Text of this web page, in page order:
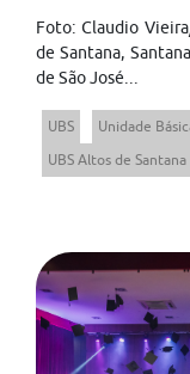
Foto: Claudio
de Santana,
de São José...
UBS Unidade
UBS Altos de Santana